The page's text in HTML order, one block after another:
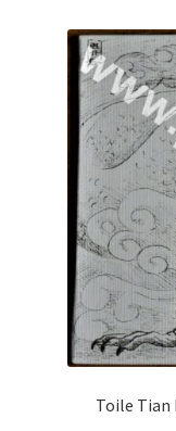
Toile Tian